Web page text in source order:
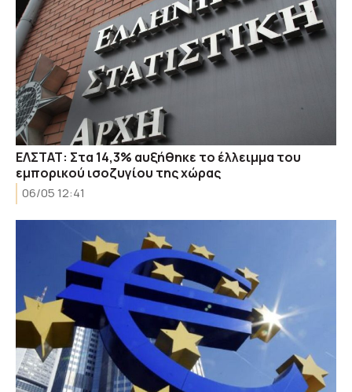
ΕΛΣΤΑΤ: Στα 14,3% αυξήθηκε το έλλειμμα του
εμπορικού ισοζυγίου της χώρας
06/05 12:41